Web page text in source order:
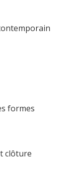
formes
clôture